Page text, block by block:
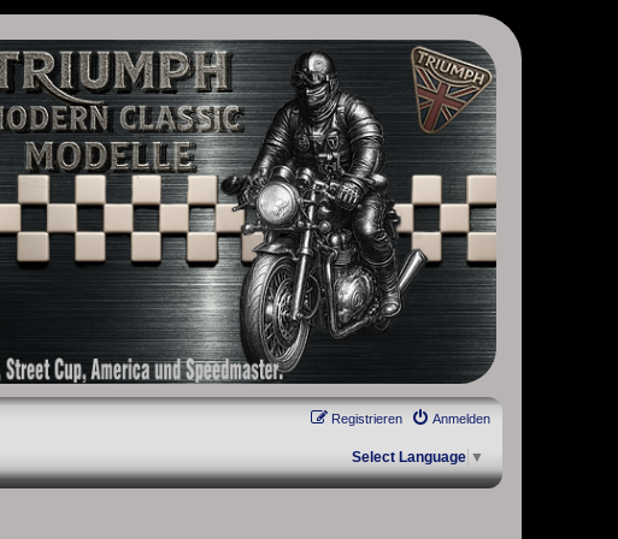
Thruxton, Scrambler, Bobber, Speed Twin, Street Scrambler, Street Twin,
Anmelden
Registrieren
Select Language ▼